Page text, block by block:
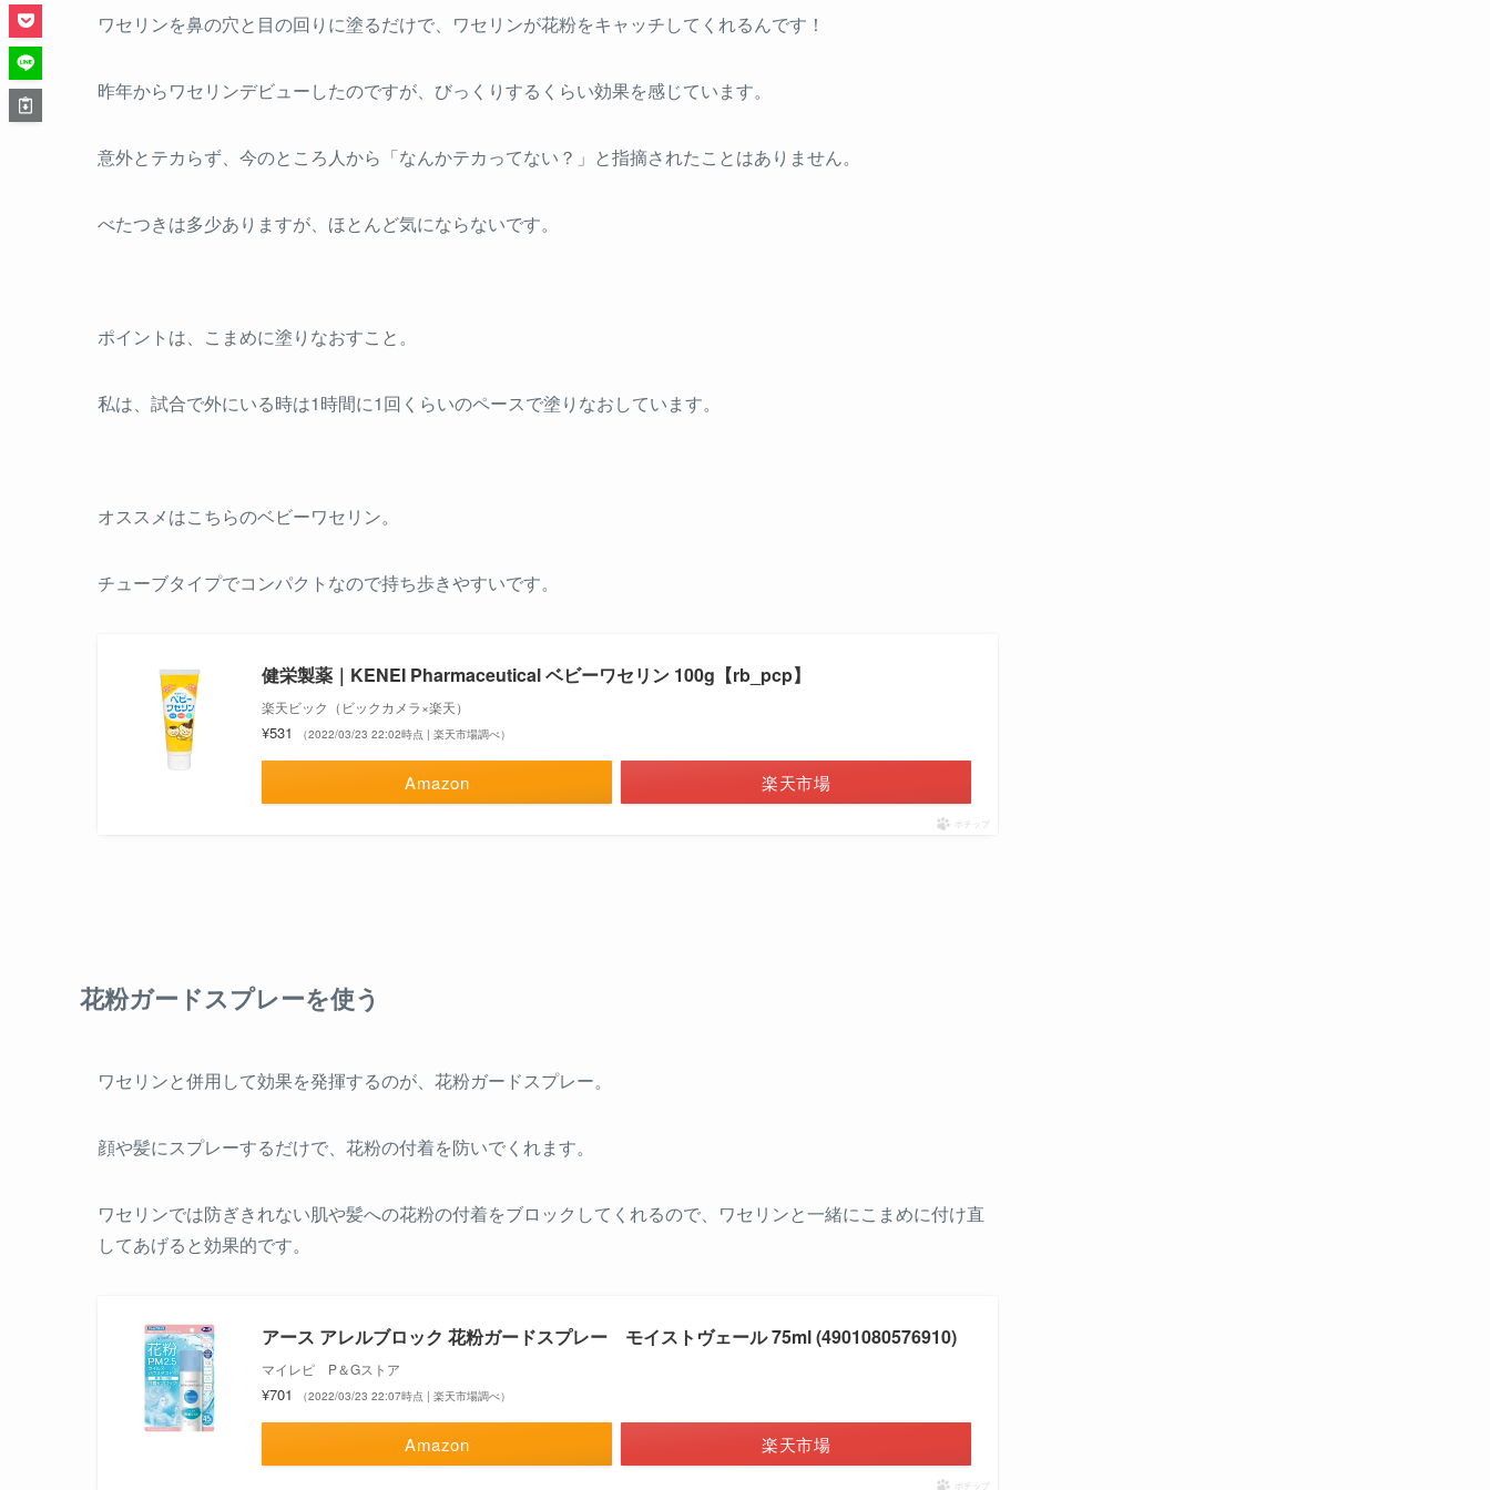
ワセリンを鼻の穴と目の回りに塗るだけで、ワセリンが花粉をキャッチしてくれるんです！
昨年からワセリンデビューしたのですが、びっくりするくらい効果を感じています。
意外とテカらず、今のところ人から「なんかテカってない？」と指摘されたことはありません。
べたつきは多少ありますが、ほとんど気にならないです。
ポイントは、こまめに塗りなおすこと。
私は、試合で外にいる時は1時間に1回くらいのペースで塗りなおしています。
オススメはこちらのベビーワセリン。
チューブタイプでコンパクトなので持ち歩きやすいです。
健栄製薬｜KENEI Pharmaceutical ベビーワセリン 100g【rb_pcp】
楽天ビック（ビックカメラ×楽天）
¥531 （2022/03/23 22:02時点 | 楽天市場調べ）
Amazon 楽天市場
ポチップ
花粉ガードスプレーを使う
ワセリンと併用して効果を発揮するのが、花粉ガードスプレー。
顔や髪にスプレーするだけで、花粉の付着を防いでくれます。
ワセリンでは防ぎきれない肌や髪への花粉の付着をブロックしてくれるので、ワセリンと一緒にこまめに付け直
してあげると効果的です。
アース アレルブロック 花粉ガードスプレー モイストヴェール 75ml (4901080576910)
マイレピ P＆Gストア
¥701 （2022/03/23 22:07時点 | 楽天市場調べ）
Amazon 楽天市場
ポチップ